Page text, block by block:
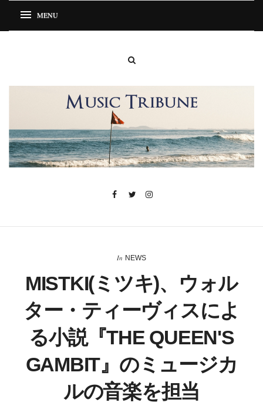
In NEWS
MISTKI(ミツキ)、ウォル
ター・ティーヴィスによ
る小説『THE QUEEN'S
GAMBIT』のミュージカ
ルの音楽を担当